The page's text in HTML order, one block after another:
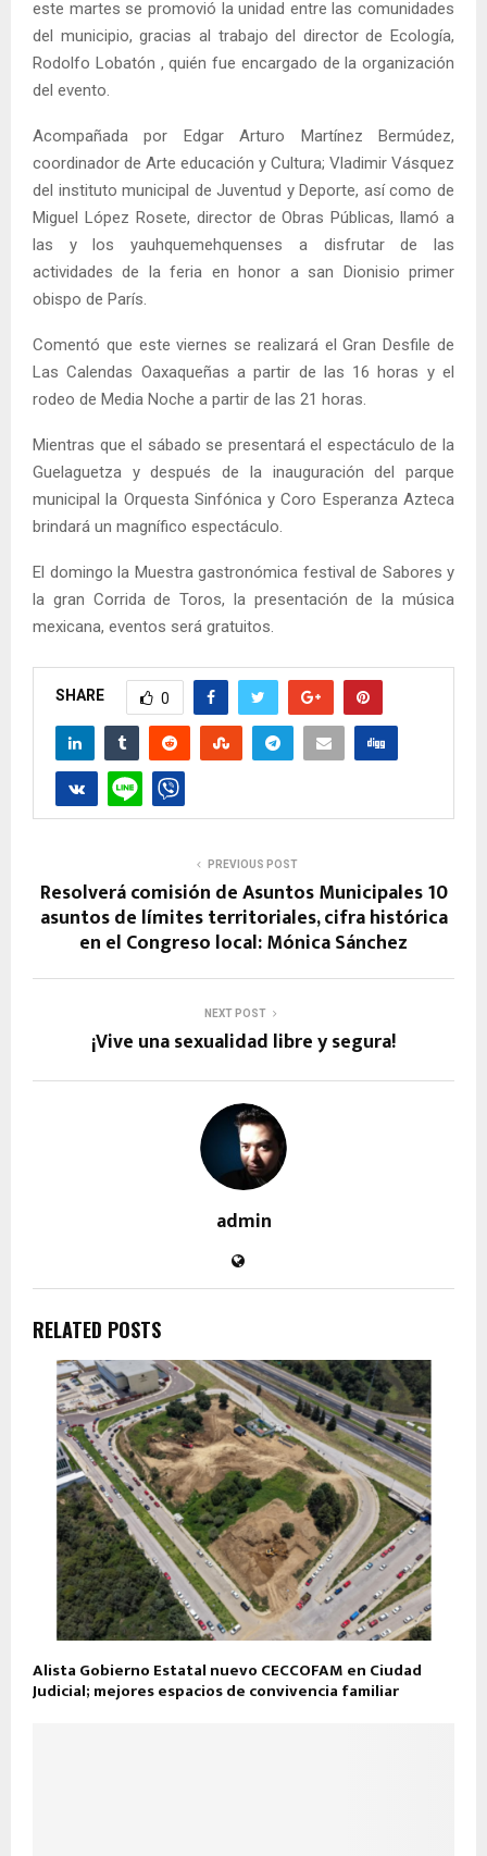
este martes se promovió la unidad entre las comunidades
del municipio, gracias al trabajo del director de Ecología,
Rodolfo Lobatón , quién fue encargado de la organización
del evento.
Acompañada por Edgar Arturo Martínez Bermúdez,
coordinador de Arte educación y Cultura; Vladimir Vásquez
del instituto municipal de Juventud y Deporte, así como de
Miguel López Rosete, director de Obras Públicas, llamó a
las y los yauhquemehquenses a disfrutar de las
actividades de la feria en honor a san Dionisio primer
obispo de París.
Comentó que este viernes se realizará el Gran Desfile de
Las Calendas Oaxaqueñas a partir de las 16 horas y el
rodeo de Media Noche a partir de las 21 horas.
Mientras que el sábado se presentará el espectáculo de la
Guelaguetza y después de la inauguración del parque
municipal la Orquesta Sinfónica y Coro Esperanza Azteca
brindará un magnífico espectáculo.
El domingo la Muestra gastronómica festival de Sabores y
la gran Corrida de Toros, la presentación de la música
mexicana, eventos será gratuitos.
SHARE 0
PREVIOUS POST
Resolverá comisión de Asuntos Municipales 10
asuntos de límites territoriales, cifra histórica
en el Congreso local: Mónica Sánchez
NEXT POST
¡Vive una sexualidad libre y segura!
admin
RELATED POSTS
Alista Gobierno Estatal nuevo CECCOFAM en Ciudad
Judicial; mejores espacios de convivencia familiar